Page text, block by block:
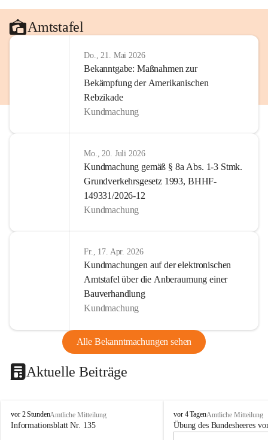
Amtstafel
Do., 21. Mai 2026
Bekanntgabe: Maßnahmen zur
Bekämpfung der Amerikanischen
Rebzikade
Kundmachung
Mo., 20. Juli 2026
Kundmachung gemäß § 8a Abs. 1-3 Stmk.
Grundverkehrsgesetz 1993, BHHF-
149331/2026-12
Kundmachung
Fr., 17. Apr. 2026
Kundmachungen auf der elektronischen
Amtstafel über die Anberaumung einer
Bauverhandlung
Kundmachung
Alle Bekanntmachungen sehen
Aktuelle Beiträge
B
u
vor 2 StundenAmtliche Mitteilung
Informationsblatt Nr. 135
B
u
vor 4 TagenAmtliche Mitteilung
Übung des Bundesheeres